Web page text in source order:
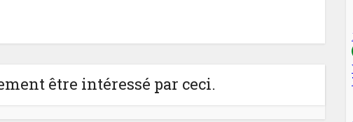
être intéressé par ceci.